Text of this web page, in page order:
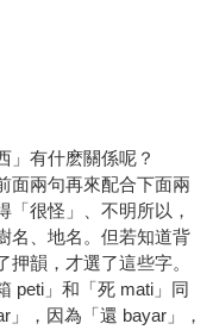
」有什麽關係呢？
面兩句再來配合下面兩
「很怪」、不明所以，
名、地名。但若知道背
韻，才選了這些字。
peti」和「死 mati」同
，因為「還 bayar」，